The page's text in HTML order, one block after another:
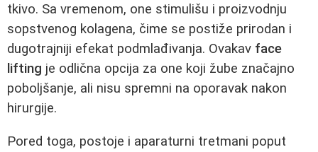
tkivo. Sa vremenom, one stimulišu i proizvodnju
sopstvenog kolagena, čime se postiže prirodan i
dugotrajniji efekat podmlađivanja. Ovakav face
lifting je odlična opcija za one koji žube značajno
poboljšanje, ali nisu spremni na oporavak nakon
hirurgije.
Pored toga, postoje i aparaturni tretmani poput